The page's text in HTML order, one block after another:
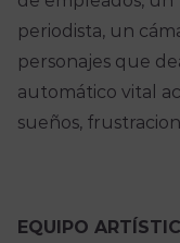
periodista, un
personajes que
automático vital
sueños,
EQUIPO